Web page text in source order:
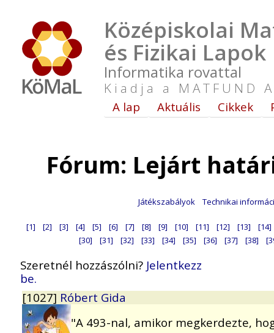
Középiskolai
és Fizikai Lapok
Informatika rovattal
Kiadja a MATFUND
A lap Aktuális Cikkek
Fórum: Lejárt
Játékszabályok Technikai
[1] [2] [3] [4] [5] [6] [7] [8] [9] [10] [11] [12] [13]
[14]
[30]
[31] [32] [33] [34] [35] [36] [37] [38]
Szeretnél hozzászólni? Jelentkezz
be.
[1027] Róbert Gida
"A 493-nal, amikor megkerdezte,